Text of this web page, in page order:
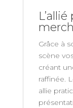
Grâce à
scène
créant
raffinée.
allie